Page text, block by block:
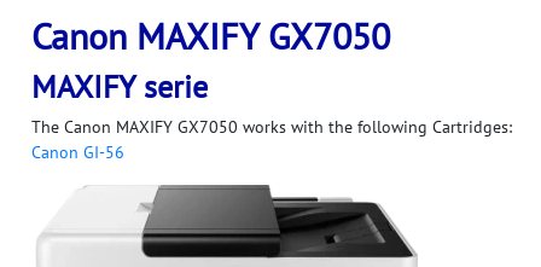
Canon MAXIFY GX7050
MAXIFY serie
The Canon MAXIFY GX7050 works with the following Cartridges:
Canon GI-56